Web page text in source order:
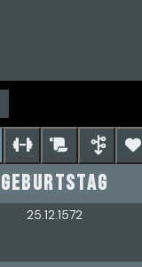
Geburtstag
25.12.1572